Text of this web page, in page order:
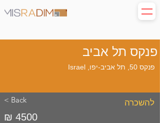
פנקס תל אביב
פנקס 50, תל אביב-יפו, Israel
< Back להשכרה
₪ 4500